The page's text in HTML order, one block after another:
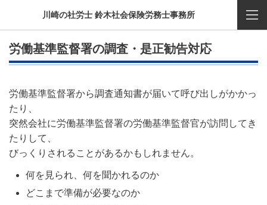
川崎の社労士 鈴木社会保険労務士事務所
労働基準監督署の調査・是正勧告対応
労働基準監督署から調査通知書が届いて呼び出しがかかっ
たり、
突然会社に労働基準監督署の労働基準監督官が訪問してき
たりして、
びっくりされることがあるかもしれません。
何を見られ、何を聞かれるのか
どこまで準備が必要なのか